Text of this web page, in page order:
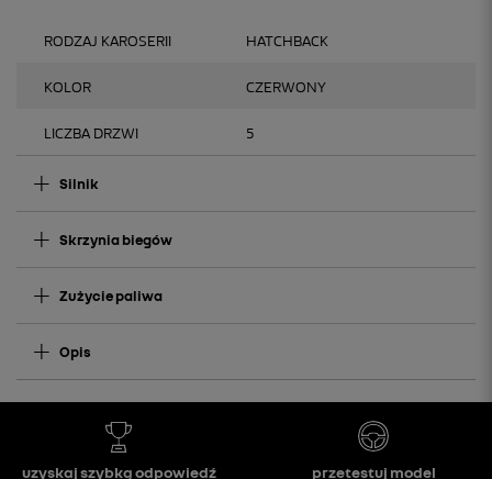
RODZAJ KAROSERII HATCHBACK
KOLOR CZERWONY
LICZBA DRZWI 5
Silnik
Skrzynia biegów
Zużycie paliwa
Opis